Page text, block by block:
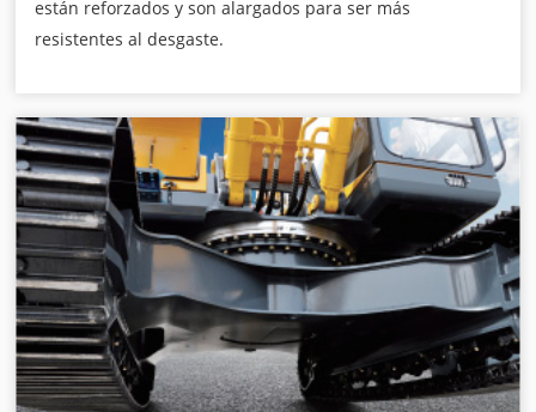
están reforzados y son alargados para ser más
resistentes al desgaste.